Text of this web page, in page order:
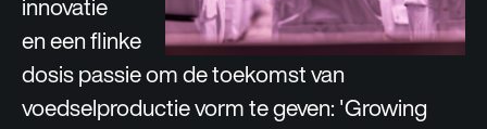
innovatie
en een flinke
dosis passie om de toekomst van
voedselproductie vorm te geven: 'Growing